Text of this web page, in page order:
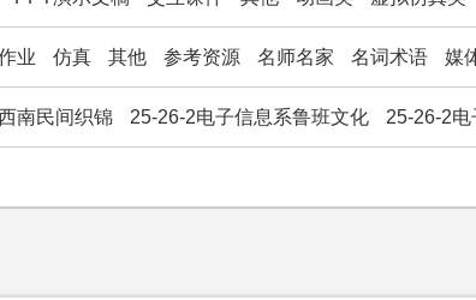
业 仿真 其他 参考资源 名师名家 名词术语 媒
南民间织锦 25-26-2电子信息系鲁班文化 25-26-2